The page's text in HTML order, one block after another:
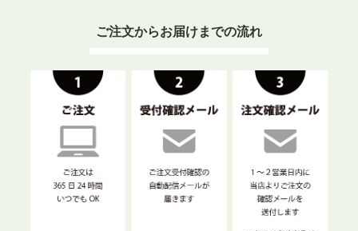
ご注文からお届けまでの流れ